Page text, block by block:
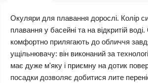
Окуляри для плавання дорослі. Колір
плавання у басейні та на відкритій
комфортно прилягають до обличчя
ущільнювачу: він виконаний за
має дуже м'яку і приємну на дотик
посадки дозволяє добитися лите